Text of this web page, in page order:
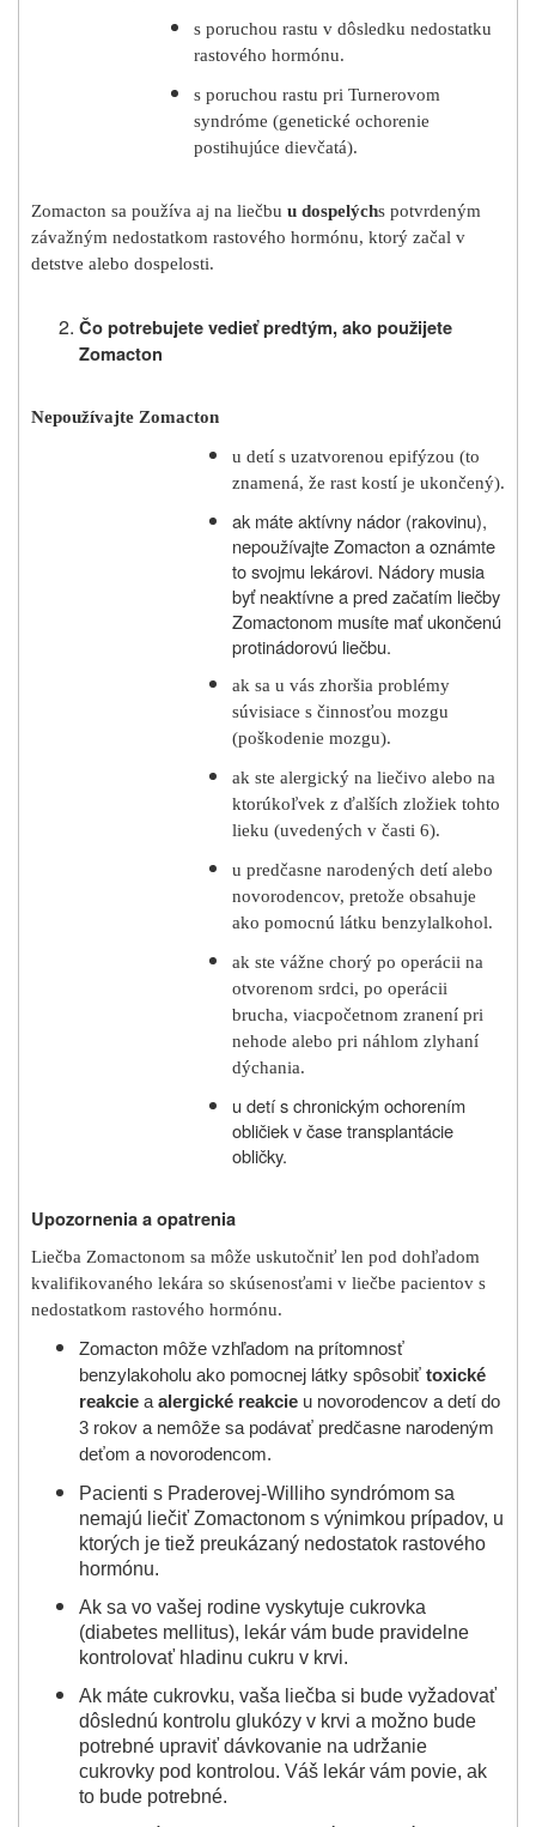
s poruchou rastu v dôsledku nedostatku
rastového hormónu.
s poruchou rastu pri Turnerovom
syndróme (genetické ochorenie
postihujúce dievčatá).
Zomacton sa používa aj na liečbu u dospelýchs potvrdeným
závažným nedostatkom rastového hormónu, ktorý začal v
detstve alebo dospelosti.
Čo potrebujete vedieť predtým, ako použijete
Zomacton
Nepoužívajte Zomacton
u detí s uzatvorenou epifýzou (to
znamená, že rast kostí je ukončený).
ak máte aktívny nádor (rakovinu),
nepoužívajte Zomacton a oznámte
to svojmu lekárovi. Nádory musia
byť neaktívne a pred začatím liečby
Zomactonom musíte mať ukončenú
protinádorovú liečbu.
ak sa u vás zhoršia problémy
súvisiace s činnosťou mozgu
(poškodenie mozgu).
ak ste alergický na liečivo alebo na
ktorúkoľvek z ďalších zložiek tohto
lieku (uvedených v časti 6).
u predčasne narodených detí alebo
novorodencov, pretože obsahuje
ako pomocnú látku benzylalkohol.
ak ste vážne chorý po operácii na
otvorenom srdci, po operácii
brucha, viacpočetnom zranení pri
nehode alebo pri náhlom zlyhaní
dýchania.
u detí s chronickým ochorením
obličiek v čase transplantácie
obličky.
Upozornenia a opatrenia
Liečba Zomactonom sa môže uskutočniť len pod dohľadom
kvalifikovaného lekára so skúsenosťami v liečbe pacientov s
nedostatkom rastového hormónu.
Zomacton môže vzhľadom na prítomnosť
benzylakoholu ako pomocnej látky spôsobiť toxické
reakcie a alergické reakcie u novorodencov a detí do
3 rokov a nemôže sa podávať predčasne narodeným
deťom a novorodencom.
Pacienti s Praderovej-Williho syndrómom sa
nemajú liečiť Zomactonom s výnimkou prípadov, u
ktorých je tiež preukázaný nedostatok rastového
hormónu.
Ak sa vo vašej rodine vyskytuje cukrovka
(diabetes mellitus), lekár vám bude pravidelne
kontrolovať hladinu cukru v krvi.
Ak máte cukrovku, vaša liečba si bude vyžadovať
dôslednú kontrolu glukózy v krvi a možno bude
potrebné upraviť dávkovanie na udržanie
cukrovky pod kontrolou. Váš lekár vám povie, ak
to bude potrebné.